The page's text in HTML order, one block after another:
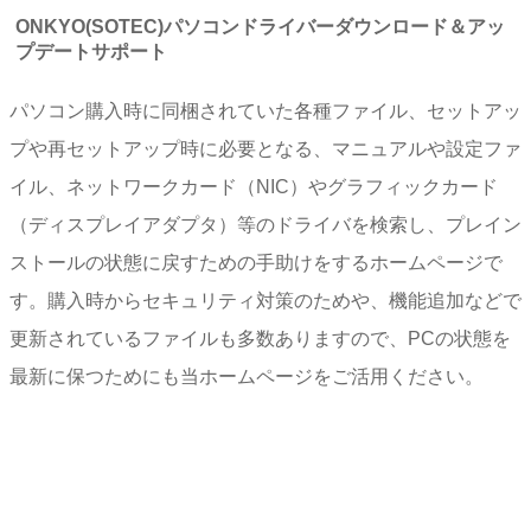
ONKYO(SOTEC)パソコンドライバーダウンロード＆アッ
プデートサポート
パソコン購入時に同梱されていた各種ファイル、セットアッ
プや再セットアップ時に必要となる、マニュアルや設定ファ
イル、ネットワークカード（NIC）やグラフィックカード
（ディスプレイアダプタ）等のドライバを検索し、プレイン
ストールの状態に戻すための手助けをするホームページで
す。購入時からセキュリティ対策のためや、機能追加などで
更新されているファイルも多数ありますので、PCの状態を
最新に保つためにも当ホームページをご活用ください。